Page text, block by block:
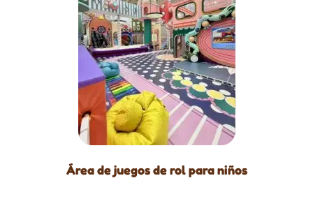
Área de juegos de rol para niños